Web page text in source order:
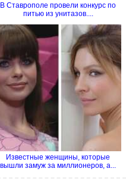
В Ставрополе провели конкурс по
питью из унитазов....
Известные женщины, которые
вышли замуж за миллионеров, а...